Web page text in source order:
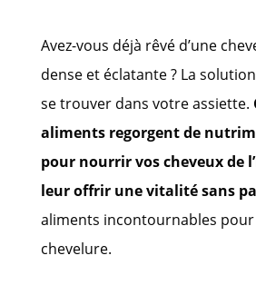
Avez-vous déjà rêvé d’une
dense et éclatante ? La
se trouver dans votre assiette.
aliments regorgent de
pour nourrir vos cheveux de
leur offrir une vitalité sans
aliments incontournables
chevelure.